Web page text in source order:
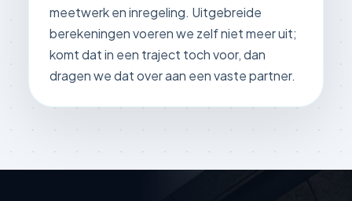
meetwerk en inregeling. Uitgebreide
berekeningen voeren we zelf niet meer uit;
komt dat in een traject toch voor, dan
dragen we dat over aan een vaste partner.